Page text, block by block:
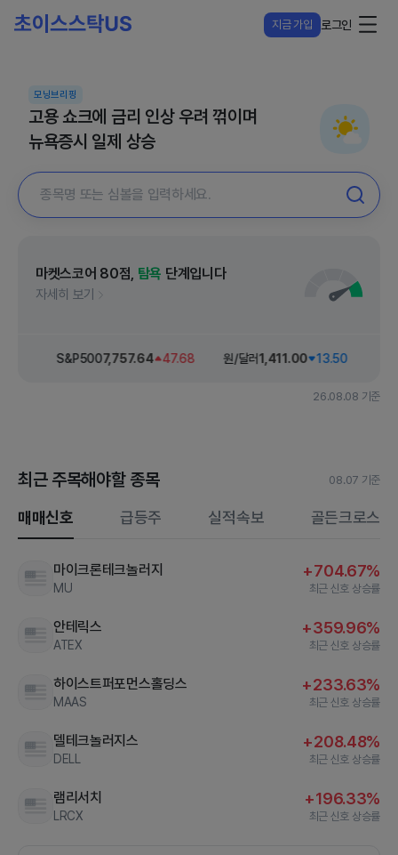
지금 가입 로그인
모닝브리핑
고용 쇼크에 금리 인상 우려 꺾이며
뉴욕증시 일제 상승
마켓스코어 80점, 탐욕 단계입니다
자세히 보기
S&P5007,757.64 47.68 원/달러1,411.00 13.50
26.08.08 기준
최근 주목해야할 종목
매매신호
08.07 기준
급등주 실적속보 골든크로스
마이크론테크놀러지
MU
+704.67%
최근 신호 상승률
안테릭스
ATEX
+359.96%
최근 신호 상승률
하이스트퍼포먼스홀딩스
MAAS
+233.63%
최근 신호 상승률
델테크놀러지스
DELL
+208.48%
최근 신호 상승률
램리서치
LRCX
+196.33%
최근 신호 상승률